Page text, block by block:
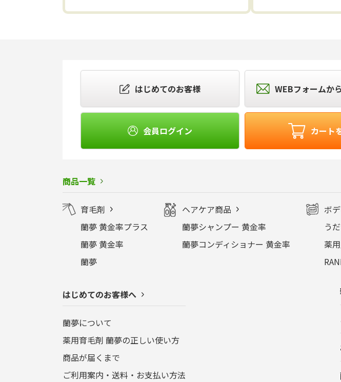
はじめてのお客様 WEBフォームか
会員ログイン カート
商品一覧
育毛剤
蘭夢 黄金率プラス
蘭夢 黄金率
蘭夢
ヘアケア商品
蘭夢シャンプー 黄金率
蘭夢コンディショナー 黄金率
ボ
う
薬
はじめてのお客様へ
蘭夢について
薬用育毛剤 蘭夢の正しい使い方
商品が届くまで
ご利用案内・送料・お支払い方法